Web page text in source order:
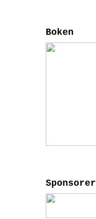
Boken
Sponsorer